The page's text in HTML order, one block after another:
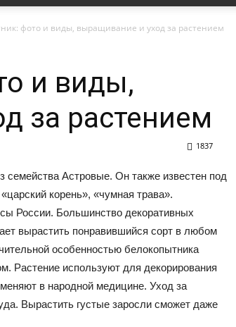
фото и виды, выращивание и уход за растением
и виды,
за растением
1837
семейства Астровые. Он также известен под
корень», «чумная трава».
России. Большинство декоративных
вырастить понравившийся сорт в любом
особенностью белокопытника
Растение используют для декорирования
в народной медицине. Уход за
Вырастить густые заросли сможет даже